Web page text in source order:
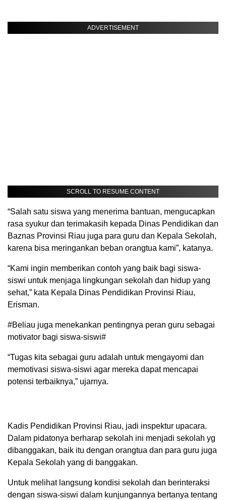
ADVERTISEMENT
SCROLL TO RESUME CONTENT
“Salah satu siswa yang menerima bantuan, mengucapkan
rasa syukur dan terimakasih kepada Dinas Pendidikan dan
Baznas Provinsi Riau juga para guru dan Kepala Sekolah,
karena bisa meringankan beban orangtua kami”, katanya.
“Kami ingin memberikan contoh yang baik bagi siswa-
siswi untuk menjaga lingkungan sekolah dan hidup yang
sehat,” kata Kepala Dinas Pendidikan Provinsi Riau,
Erisman.
#Beliau juga menekankan pentingnya peran guru sebagai
motivator bagi siswa-siswi#
“Tugas kita sebagai guru adalah untuk mengayomi dan
memotivasi siswa-siswi agar mereka dapat mencapai
potensi terbaiknya,” ujarnya.
Kadis Pendidikan Provinsi Riau, jadi inspektur upacara.
Dalam pidatonya berharap sekolah ini menjadi sekolah yg
dibanggakan, baik itu dengan orangtua dan para guru juga
Kepala Sekolah yang di banggakan.
Untuk melihat langsung kondisi sekolah dan berinteraksi
dengan siswa-siswi dalam kunjungannya bertanya tentang